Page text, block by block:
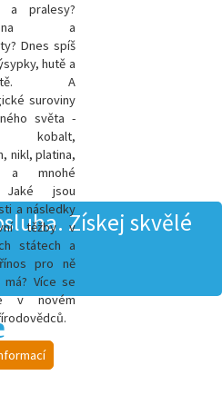
a pralesy?
a
Dnes spíš
hutě a
A
suroviny
světa -
kobalt,
nikl, platina,
a mnohé
Jaké jsou
a následky
těžby v
státech a
pro ně
má? Více se
v novém
Získej skvělé